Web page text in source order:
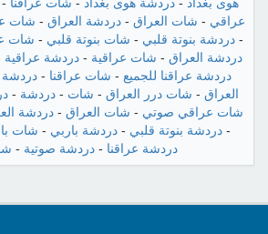
عراقي - شات العراق -دردشة العراق - شات
- دردشة بنوتة قلبي - شات بنوتة قلبي - شات
دردشة العراق - شات عراقية - دردشة عراقية
دردشة عراقنا للجميع - شات عراقنا -دردشة
العراق - شات درر العراق - شات -دردشة -
شات عراقي صوتي - شات العراق - دردشة
-دردشة بنوتة قلبي -دردشة باربي - شات
دردشة عراقنا - دردشة صوتية -